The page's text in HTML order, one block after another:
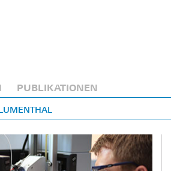
PUBLIKATIONEN